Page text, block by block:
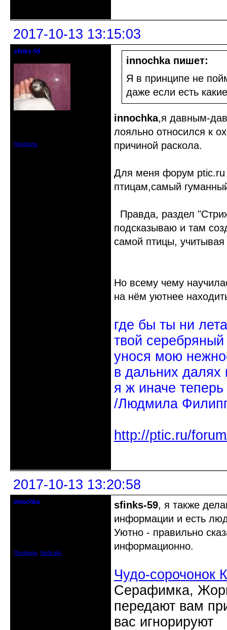
2017-10-13 13:15:03
sfinks-59
Профиль
innochka пишет:
Я в принципе не
даже если есть
innochka,я давным-
лояльно относился к
причиной раскола.
Для меня форум
птицам,самый
Правда, раздел
подсказываю и там
самой птицы,
Но всему чему
на нём уютнее
где бы ты ни
твой
унося мою
в дальних
я ж иначе
/Людмила
http://ptic.ru/
2017-10-13 13:20:58
innochka
Профиль Вебсайт
sfinks-59, я также
информации и есть
Уютно - правильно
информационно.
Чудо-сорочонок
Серафимка,
передают вам
вас игнорируют